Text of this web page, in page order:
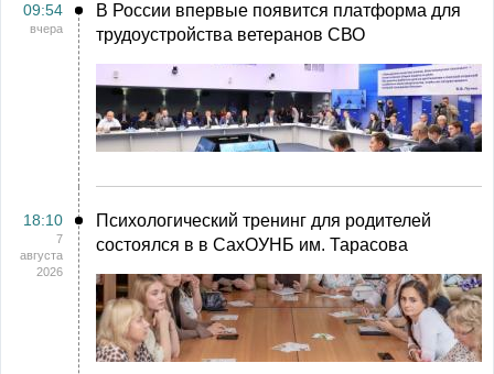
09:54
вчера
В России впервые появится платформа для
трудоустройства ветеранов СВО
18:10
7
августа
2026
Психологический тренинг для родителей
состоялся в в СахОУНБ им. Тарасова